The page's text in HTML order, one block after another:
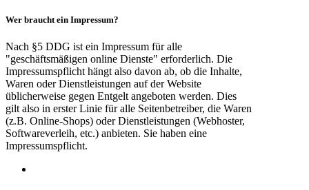
Wer brauchtein Impressum?
Nach §5 DDG ist ein Impressum für alle
"geschäftsmäßigen online Dienste" erforderlich. Die
Impressumspflicht hängt also davon ab, ob die Inhalte,
Waren oder Dienstleistungen auf der Website
üblicherweise gegen Entgelt angeboten werden. Dies
gilt also in erster Linie für alle Seitenbetreiber, die Waren
(z.B. Online-Shops) oder Dienstleistungen (Webhoster,
Softwareverleih, etc.) anbieten. Sie haben eine
Impressumspflicht.